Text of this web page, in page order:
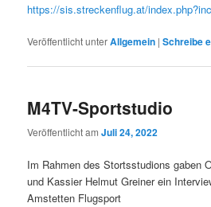
https://sis.streckenflug.at/
Veröffentlicht unterAllgemein |Schreibe
M4TV-Sportstudio
Veröffentlicht amJuli 24, 2022
Im Rahmen des Stortsstudions gaben
und Kassier Helmut Greiner ein
Amstetten Flugsport